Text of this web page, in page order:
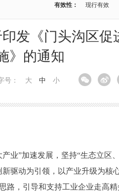
有效性： 现行有效
发《门头沟区促
》的通知
号： 大 中 小
产业”加速发展，坚持“生态立区
驱动为引领，以产业升级为核
路，引导和支持工业企业走高精